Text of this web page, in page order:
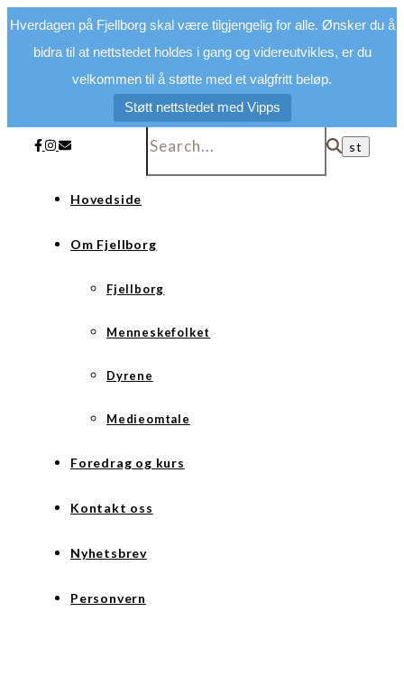
Hverdagen på Fjellborg skal være tilgjengelig for alle. Ønsker du å
bidra til at nettstedet holdes i gang og videreutvikles, er du
velkommen til å støtte med et valgfritt beløp.
Støtt nettstedet med Vipps
Hovedside
Om Fjellborg
Fjellborg
Menneskefolket
Dyrene
Medieomtale
Foredrag og kurs
Kontakt oss
Nyhetsbrev
Personvern